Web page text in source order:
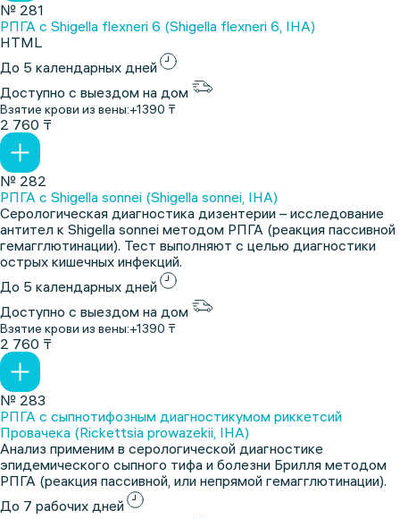
№ 281
РПГА с Shigella flexneri 6 (Shigella flexneri 6, IHA)
HTML
До 5 календарных дней
Доступно с выездом на дом
Взятие крови из вены:+1390 ₸
2 760 ₸
№ 282
РПГА с Shigella sonnei (Shigella sonnei, IHA)
Серологическая диагностика дизентерии – исследование
антител к Shigella sonnei методом РПГА (реакция пассивной
гемагглютинации). Тест выполняют с целью диагностики
острых кишечных инфекций.
До 5 календарных дней
Доступно с выездом на дом
Взятие крови из вены:+1390 ₸
2 760 ₸
№ 283
РПГА с сыпнотифозным диагностикумом риккетсий
Провачека (Rickettsia prowazekii, IHA)
Анализ применим в серологической диагностике
эпидемического сыпного тифа и болезни Брилля методом
РПГА (реакция пассивной, или непрямой гемагглютинации).
До 7 рабочих дней